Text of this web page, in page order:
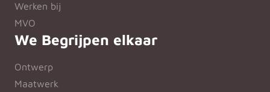
Werken bij
MVO
We Begrijpen elkaar
Ontwerp
Maatwerk